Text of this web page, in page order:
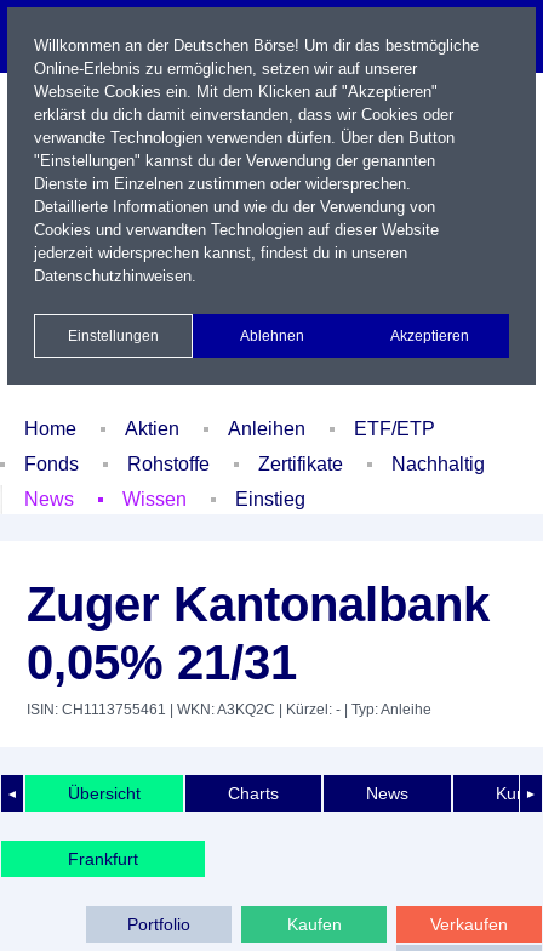
Name / WKN / ISIN / Kürzel
Xetra Realtime
Watchlist Portfolio Login
Home Aktien Anleihen
ETF/ETP
Fonds
Rohstoffe Zertifikate
Nachhaltig
News
Wissen Einstieg
Zuger Kantonalbank
0,05% 21/31
ISIN: CH1113755461 | WKN: A3KQ2C | Kürzel: - | Typ: Anleihe
◄ ►
Übersicht Charts News
Frankfurt
Verkaufen
Kaufen
Portfolio
Willkommen an der Deutschen Börse! Um dir das bestmögliche
Online-Erlebnis zu ermöglichen, setzen wir auf unserer
Webseite Cookies ein. Mit dem Klicken auf "Akzeptieren"
erklärst du dich damit einverstanden, dass wir Cookies oder
verwandte Technologien verwenden dürfen. Über den Button
"Einstellungen" kannst du der Verwendung der genannten
Dienste im Einzelnen zustimmen oder widersprechen.
Detaillierte Informationen und wie du der Verwendung von
Cookies und verwandten Technologien auf dieser Website
jederzeit widersprechen kannst, findest du in unseren
Datenschutzhinweisen.
Einstellungen Ablehnen Akzeptieren